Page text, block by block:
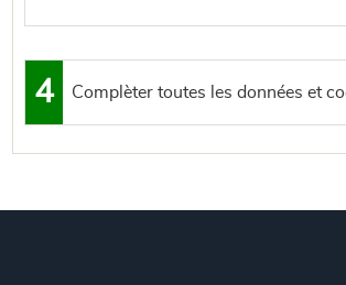
4 Complèter toutes les données et